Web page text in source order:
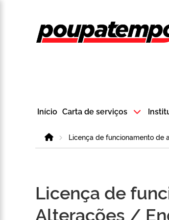
Início Carta de serviços
HomeLicença de funcionamento
Licença de
Alterações /